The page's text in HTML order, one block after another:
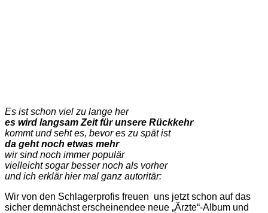
Es ist schon viel zu lange her
es wird langsam Zeit für unsere Rückkehr
kommt und seht es, bevor es zu spät ist
da geht noch etwas mehr
wir sind noch immer populär
vielleicht sogar besser noch als vorher
und ich erklär hier mal ganz autoritär:
Wir von den Schlagerprofis freuen uns jetzt schon auf das
sicher demnächst erscheinendee neue „Ärzte“-Album und